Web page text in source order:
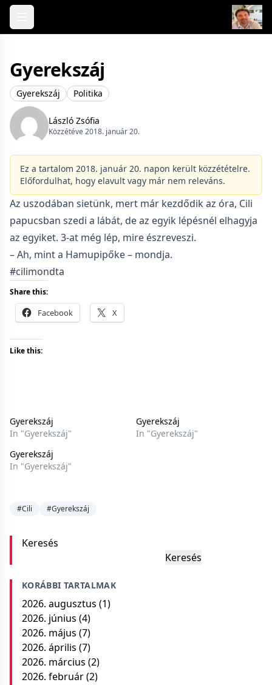
Skip to content
Gyerekszáj
Gyerekszáj Politika
László Zsófia
Közzétéve 2018. január 20.
Ez a tartalom 2018. január 20. napon került közzétételre.
Előfordulhat, hogy elavult vagy már nem releváns.
Az uszodában sietünk, mert már kezdődik az óra, Cili
papucsban szedi a lábát, de az egyik lépésnél elhagyja
az egyiket. 3-at még lép, mire észreveszi.
– Ah, mint a Hamupipőke – mondja.
#cilimondta
Share this:
Facebook X
Like this:
Gyerekszáj
In "Gyerekszáj"
Gyerekszáj
In "Gyerekszáj"
Gyerekszáj
In "Gyerekszáj"
#Cili #Gyerekszáj
Keresés
Keresés
KORÁBBI TARTALMAK
2026. augusztus (1)
2026. június (4)
2026. május (7)
2026. április (7)
2026. március (2)
2026. február(2)